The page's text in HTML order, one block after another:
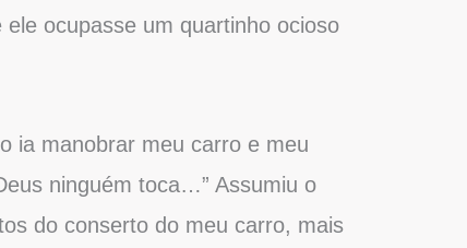
ocupasse um quartinho ocioso
ia manobrar meu carro e meu
ninguém toca…” Assumiu o
do conserto do meu carro, mais